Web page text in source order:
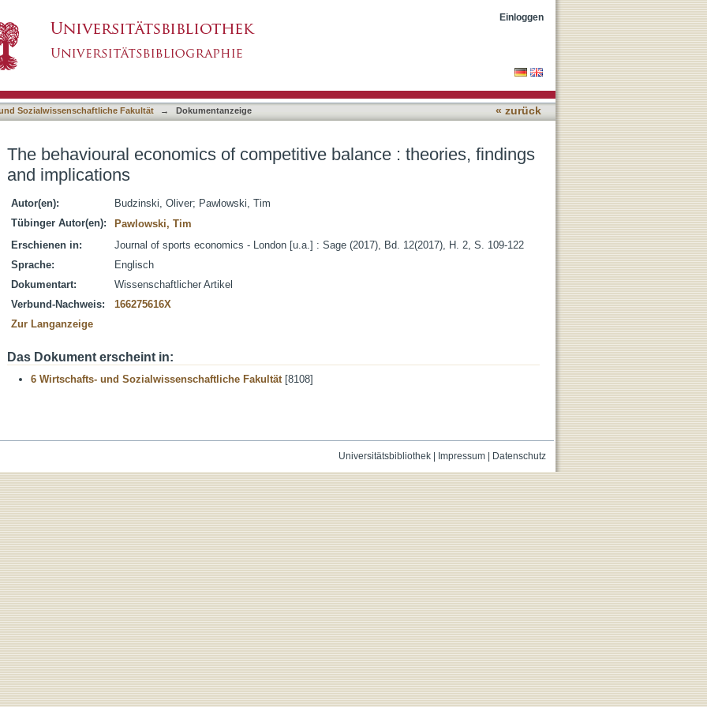
Einloggen
Sozialwissenschaftliche Fakultät → Dokumentanzeige « zurück
The behavioural economics of competitive balance : theories, findings
and implications
Autor(en): Budzinski, Oliver; Pawlowski, Tim
Tübinger Autor(en):
Pawlowski, Tim
Erschienen in:
Journal of sports economics - London [u.a.] : Sage (2017), Bd. 12(2017), H. 2, S. 109-122
Sprache:
Englisch
Dokumentart:
Wissenschaftlicher Artikel
Verbund-Nachweis:
166275616X
Zur Langanzeige
Das Dokument erscheint in:
6 Wirtschafts- und Sozialwissenschaftliche Fakultät[8108]
Universitätsbibliothek| Impressum| Datenschutz